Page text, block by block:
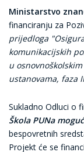
Ministarstvo
financiranju za
prijedloga
komunikacijskih
u
ustanovama, faza
Sukladno Odluci o
Škola PUNa
bespovretnih
Projekt će se